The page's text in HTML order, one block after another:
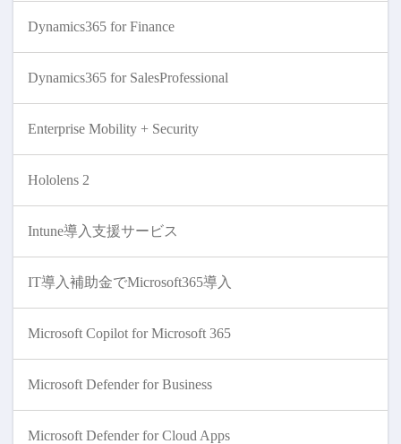
Dynamics365 for Finance
Dynamics365 for SalesProfessional
Enterprise Mobility + Security
Hololens 2
Intune導入支援サービス
IT導入補助金でMicrosoft365導入
Microsoft Copilot for Microsoft 365
Microsoft Defender for Business
Microsoft Defender for Cloud Apps